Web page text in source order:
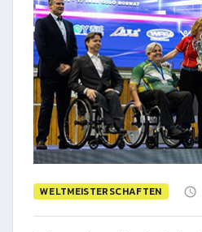
WELTMEISTERSCHAFTEN